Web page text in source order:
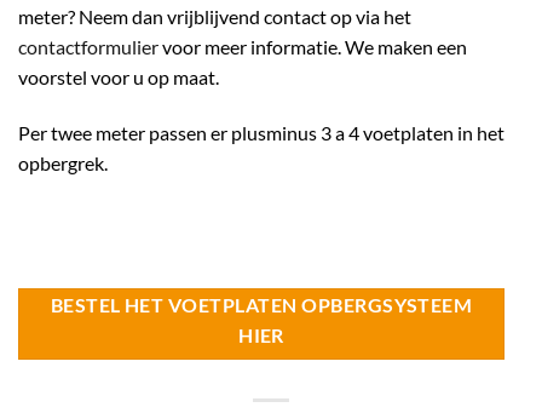
meter? Neem dan vrijblijvend contact op via het
contactformuliervoor meer informatie. We maken een
voorstel voor u op maat.
Per twee meter passen er plusminus 3 a 4 voetplaten in het
opbergrek.
BESTEL HET VOETPLATEN OPBERGSYSTEEM
HIER